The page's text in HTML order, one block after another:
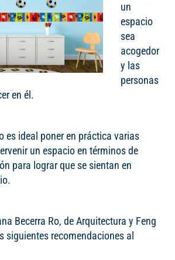
un
espacio
sea
acogedor
y las
personas
en él.
es ideal poner en práctica varias
un espacio en términos de
para lograr que se sientan en
Becerra Ro, de Arquitectura y Feng
siguientes recomendaciones al